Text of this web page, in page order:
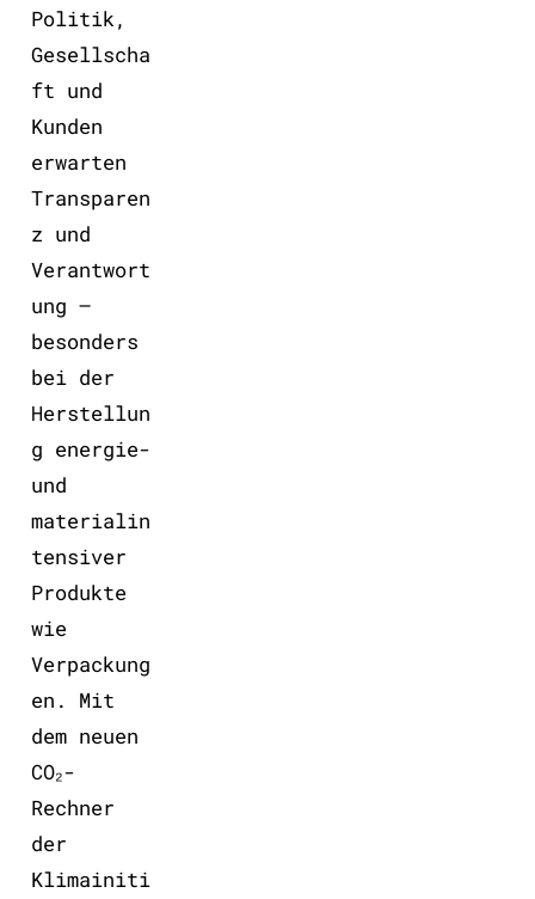
Politik,
Gesellscha
ft und
Kunden
erwarten
Transparen
z und
Verantwort
ung –
besonders
bei der
Herstellun
g energie-
und
materialin
tensiver
Produkte
wie
Verpackung
en. Mit
dem neuen
CO₂-
Rechner
der
Klimainiti